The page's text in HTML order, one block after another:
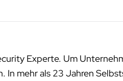
Experte. Um
In mehr als 23 Jahren